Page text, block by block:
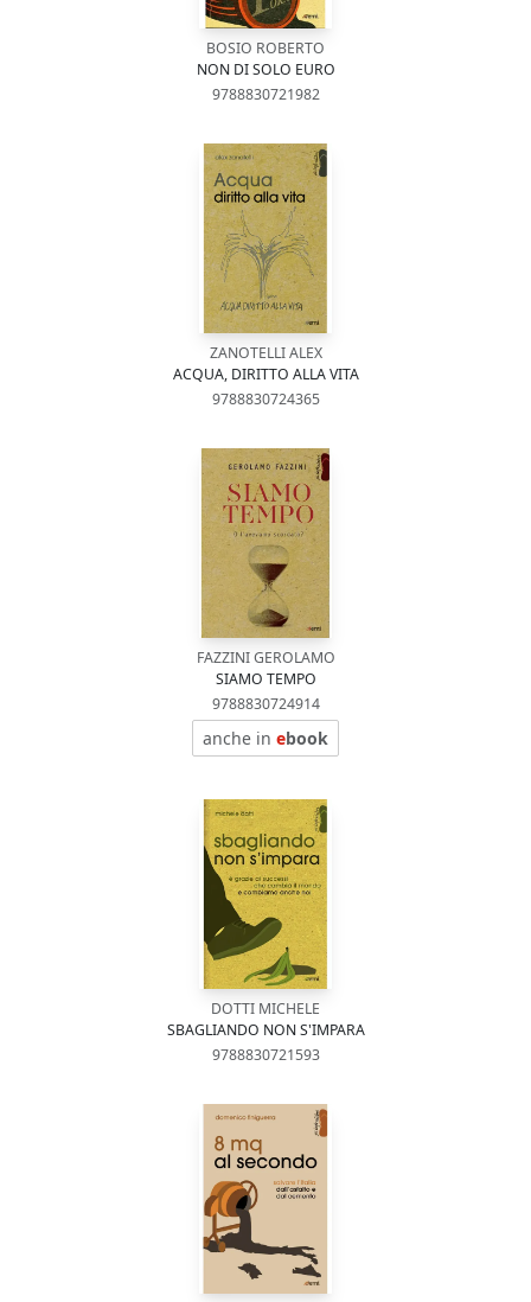
BOSIO ROBERTO
NON DI SOLO EURO
9788830721982
ZANOTELLI ALEX
ACQUA, DIRITTO ALLA VITA
9788830724365
FAZZINI GEROLAMO
SIAMO TEMPO
9788830724914
anche in ebook
DOTTI MICHELE
SBAGLIANDO NON S'IMPARA
9788830721593